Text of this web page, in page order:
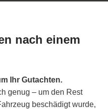
nach einem
Ihr Gutachten.
genug – um den Rest
beschädigt wurde,